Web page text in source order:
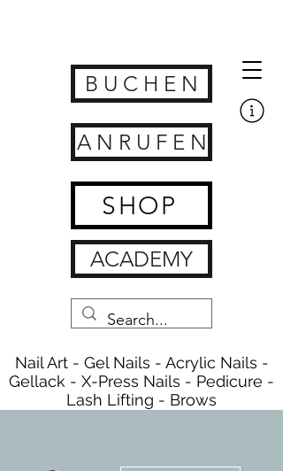
B U C H E N
A N R U F E N
Nail Art - Gel Nails - Acrylic Nails -
Gellack - X-Press Nails - Pedicure -
Lash Lifting - Brows
SHOP
ACADEMY